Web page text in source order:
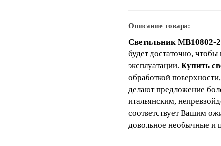
Описание товара:
Светильник MB10802-
будет достаточно,
эксплуатации. Купить
обработкой
делают предложение
итальянским,
соответствует Вашим
довольное необычные и